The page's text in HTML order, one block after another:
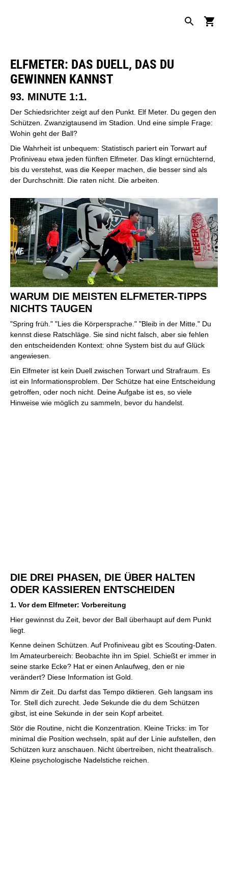
ELFMETER: DAS DUELL, DAS DU
GEWINNEN KANNST
93. MINUTE 1:1.
Der Schiedsrichter zeigt auf den Punkt. Elf Meter. Du gegen den
Schützen. Zwanzigtausend im Stadion. Und eine simple Frage:
Wohin geht der Ball?
Die Wahrheit ist unbequem: Statistisch pariert ein Torwart auf
Profiniveau etwa jeden fünften Elfmeter. Das klingt ernüchternd,
bis du verstehst, was die Keeper machen, die besser sind als
der Durchschnitt. Die raten nicht. Die arbeiten.
WARUM DIE MEISTEN ELFMETER-TIPPS
NICHTS TAUGEN
"Spring früh." "Lies die Körpersprache." "Bleib in der Mitte." Du
kennst diese Ratschläge. Sie sind nicht falsch, aber sie fehlen
den entscheidenden Kontext: ohne System bist du auf Glück
angewiesen.
Ein Elfmeter ist kein Duell zwischen Torwart und Strafraum. Es
ist ein Informationsproblem. Der Schütze hat eine Entscheidung
getroffen, oder noch nicht. Deine Aufgabe ist es, so viele
Hinweise wie möglich zu sammeln, bevor du handelst.
DIE DREI PHASEN, DIE ÜBER HALTEN
ODER KASSIEREN ENTSCHEIDEN
1. Vor dem Elfmeter: Vorbereitung
Hier gewinnst du Zeit, bevor der Ball überhaupt auf dem Punkt
liegt.
Kenne deinen Schützen. Auf Profiniveau gibt es Scouting-Daten.
Im Amateurbereich: Beobachte ihn im Spiel. Schießt er immer in
seine starke Ecke? Hat er einen Anlaufweg, den er nie
verändert? Diese Information ist Gold.
Nimm dir Zeit. Du darfst das Tempo diktieren. Geh langsam ins
Tor. Stell dich zurecht. Jede Sekunde die du dem Schützen
gibst, ist eine Sekunde in der sein Kopf arbeitet.
Stör die Routine, nicht die Konzentration. Kleine Tricks: im Tor
minimal die Position wechseln, spät auf der Linie aufstellen, den
Schützen kurz anschauen. Nicht übertreiben, nicht theatralisch.
Kleine psychologische Nadelstiche reichen.